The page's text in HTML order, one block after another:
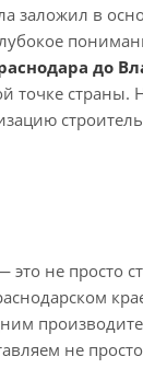
заложил в
до
точке
не просто
не